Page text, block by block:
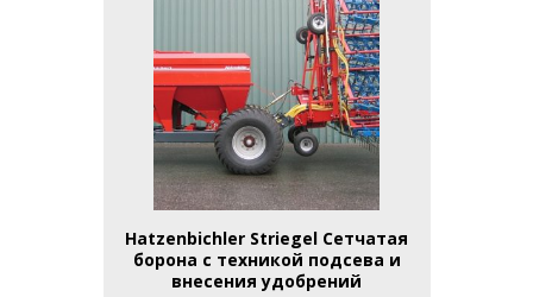
Hatzenbichler Striegel Сетчатая
борона с техникой подсева и
внесения удобрений